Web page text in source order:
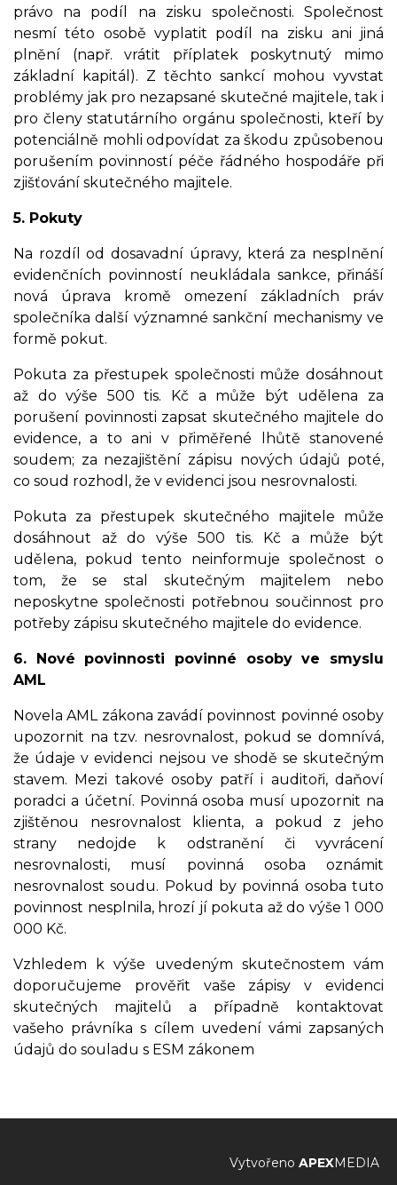
právo na podíl na zisku společnosti. Společnost
nesmí této osobě vyplatit podíl na zisku ani jiná
plnění (např. vrátit příplatek poskytnutý mimo
základní kapitál). Z těchto sankcí mohou vyvstat
problémy jak pro nezapsané skutečné majitele, tak i
pro členy statutárního orgánu společnosti, kteří by
potenciálně mohli odpovídat za škodu způsobenou
porušením povinností péče řádného hospodáře při
zjišťování skutečného majitele.
5. Pokuty
Na rozdíl od dosavadní úpravy, která za nesplnění
evidenčních povinností neukládala sankce, přináší
nová úprava kromě omezení základních práv
společníka další významné sankční mechanismy ve
formě pokut.
Pokuta za přestupek společnosti může dosáhnout
až do výše 500 tis. Kč a může být udělena za
porušení povinnosti zapsat skutečného majitele do
evidence, a to ani v přiměřené lhůtě stanovené
soudem; za nezajištění zápisu nových údajů poté,
co soud rozhodl, že v evidenci jsou nesrovnalosti.
Pokuta za přestupek skutečného majitele může
dosáhnout až do výše 500 tis. Kč a může být
udělena, pokud tento neinformuje společnost o
tom, že se stal skutečným majitelem nebo
neposkytne společnosti potřebnou součinnost pro
potřeby zápisu skutečného majitele do evidence.
6. Nové povinnosti povinné osoby ve smyslu
AML
Novela AML zákona zavádí povinnost povinné osoby
upozornit na tzv. nesrovnalost, pokud se domnívá,
že údaje v evidenci nejsou ve shodě se skutečným
stavem. Mezi takové osoby patří i auditoři, daňoví
poradci a účetní. Povinná osoba musí upozornit na
zjištěnou nesrovnalost klienta, a pokud z jeho
strany nedojde k odstranění či vyvrácení
nesrovnalosti, musí povinná osoba oznámit
nesrovnalost soudu. Pokud by povinná osoba tuto
povinnost nesplnila, hrozí jí pokuta až do výše 1 000
000 Kč.
Vzhledem k výše uvedeným skutečnostem vám
doporučujeme prověřit vaše zápisy v evidenci
skutečných majitelů a případně kontaktovat
vašeho právníka s cílem uvedení vámi zapsaných
údajů do souladu s ESM zákonem
Vytvořeno APEXMEDIA